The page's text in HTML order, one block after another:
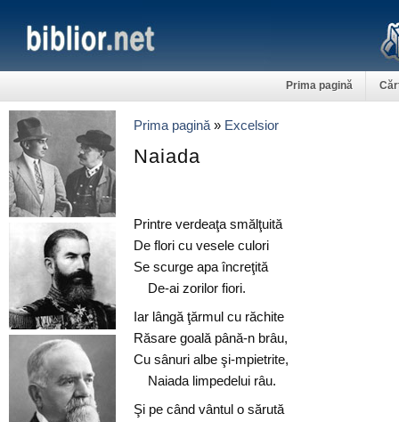
Prima pagină
Prima pagină » Excelsior
Naiada
Printre verdeaţa smălţuită
De flori cu vesele culori
Se scurge apa încreţită
De-ai zorilor fiori.
Iar lângă ţărmul cu răchite
Răsare goală până-n brâu,
Cu sânuri albe şi-mpietrite,
Naiada limpedelui râu.
Şi pe când vântul o sărută